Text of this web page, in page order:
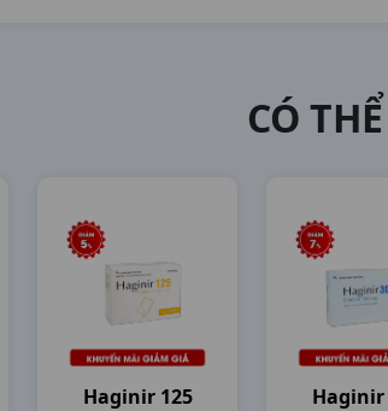
CÓ
Haginir 125
Haginir